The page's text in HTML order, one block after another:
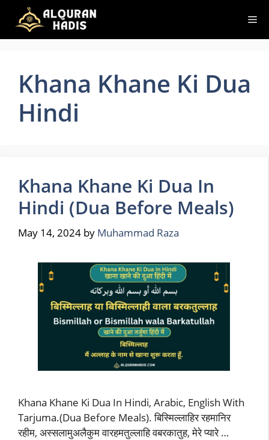
content
Khana Khane Ki Dua
Hindi
Khana Khane Ki Dua In
Hindi (Dua Before Meals)
May 14, 2024 by Muhammad Raza
Khana Khane Ki Dua In Hindi, Arabic, English With
Tarjuma.(Dua Before Meals). बिस्मिल्लाहिर रहमानिर
रहीम, अस्सलामुअलैकुम वारहमतुल्लाहि वबरकातुह, मेरे प्यारे …